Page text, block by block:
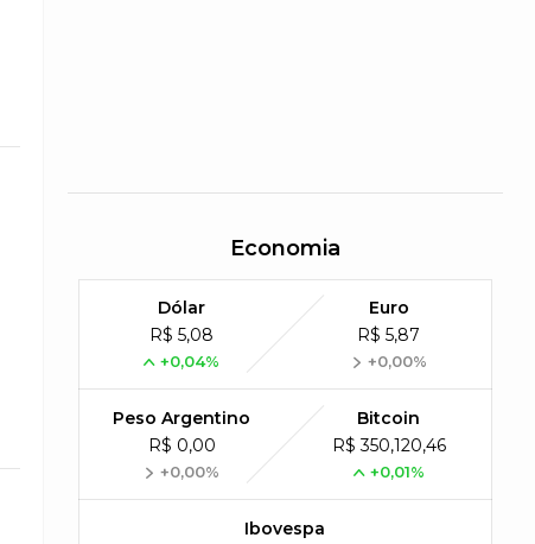
Economia
Dólar
R$ 5,08
+0,04%
Euro
R$ 5,87
+0,00%
Peso Argentino
R$ 0,00
+0,00%
Bitcoin
R$ 350,120,46
+0,01%
Ibovespa